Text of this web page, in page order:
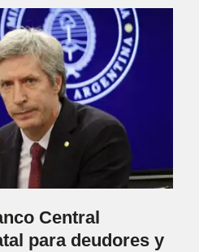
Central
para deudores y